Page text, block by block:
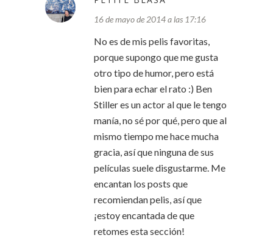
16 de mayo de 2014 a las 17:16
No es de mis pelis favoritas,
porque supongo que me gusta
otro tipo de humor, pero está
bien para echar el rato :) Ben
Stiller es un actor al que le tengo
manía, no sé por qué, pero que al
mismo tiempo me hace mucha
gracia, así que ninguna de sus
películas suele disgustarme. Me
encantan los posts que
recomiendan pelis, así que
¡estoy encantada de que
retomes esta sección!